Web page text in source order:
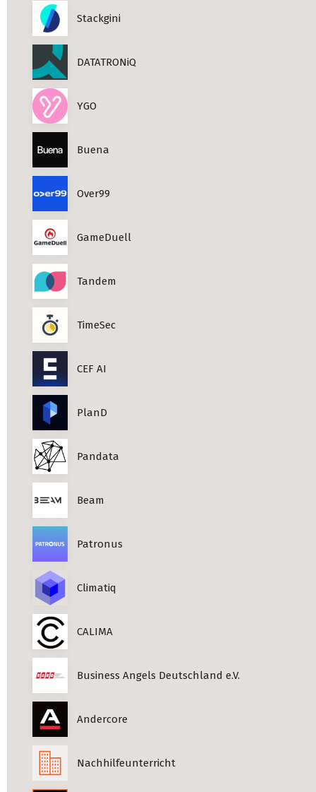
Stackgini
DATATRONiQ
YGO
Buena
Over99
GameDuell
Tandem
TimeSec
CEF AI
PlanD
Pandata
Beam
Patronus
Climatiq
CALIMA
Business Angels Deutschland e.V.
Andercore
Nachhilfeunterricht